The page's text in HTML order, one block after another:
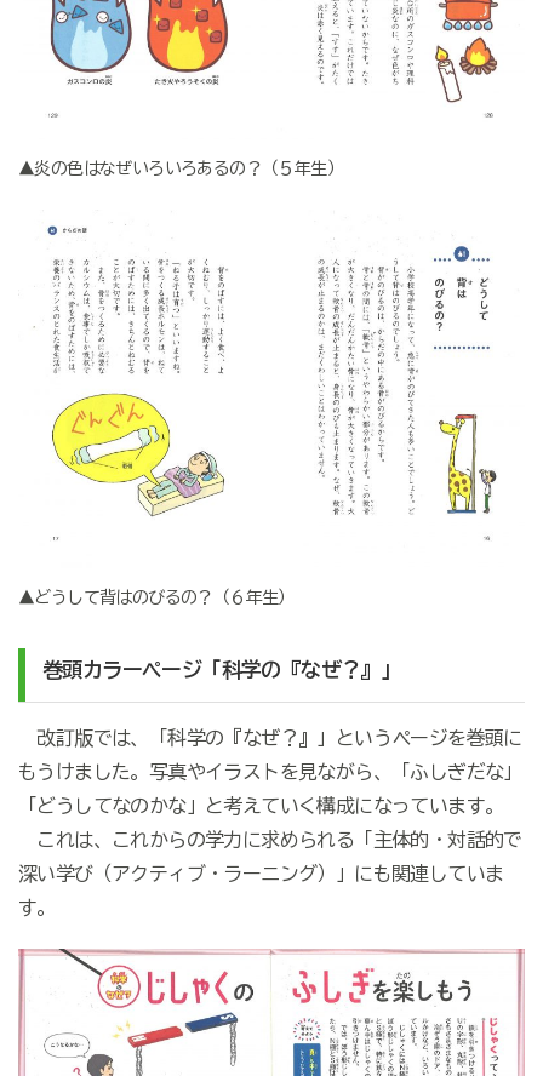
▲炎の色はなぜいろいろあるの？（５年生）
▲どうして背はのびるの？（６年生）
巻頭カラーページ「科学の『なぜ？』」
改訂版では、「科学の『なぜ？』」というページを巻頭に
もうけました。写真やイラストを見ながら、「ふしぎだな」
「どうしてなのかな」と考えていく構成になっています。
これは、これからの学力に求められる「主体的・対話的で
深い学び（アクティブ・ラーニング）」にも関連していま
す。